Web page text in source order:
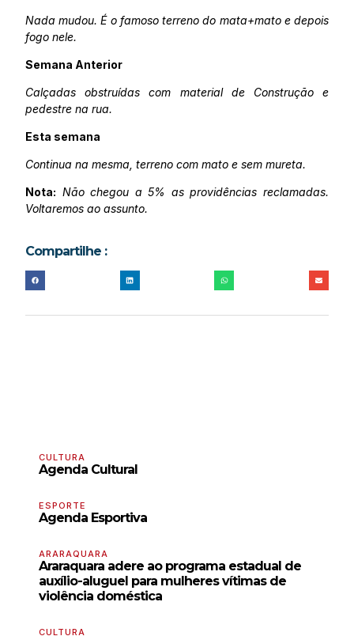
Nada mudou. É o famoso terreno do mata+mato e depois
fogo nele.
Semana Anterior
Calçadas obstruídas com material de Construção e
pedestre na rua.
Esta semana
Continua na mesma, terreno com mato e sem mureta.
Nota: Não chegou a 5% as providências reclamadas.
Voltaremos ao assunto.
Compartilhe :
CULTURA
Agenda Cultural
ESPORTE
Agenda Esportiva
ARARAQUARA
Araraquara adere ao programa estadual de
auxílio-aluguel para mulheres vítimas de
violência doméstica
CULTURA